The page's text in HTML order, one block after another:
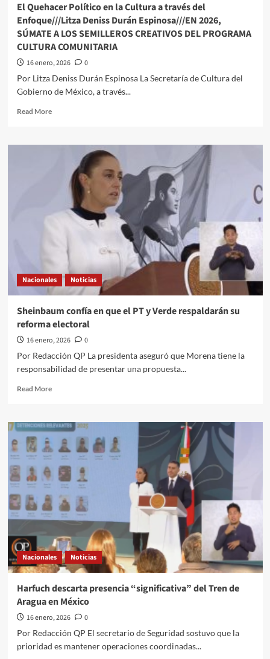
Bienestar
El Quehacer Político en la Cultura a través del
Enfoque///Litza Deniss Durán Espinosa///EN 2026,
SÚMATE A LOS SEMILLEROS CREATIVOS DEL PROGRAMA
CULTURA COMUNITARIA
16 enero, 2026
0
Por Litza Deniss Durán Espinosa La Secretaría de Cultura del
Gobierno de México, a través...
Read MoreRead
El
Quehacer
Político
Cultura
a
Enfoque///Litza
Deniss
Durán
Espinosa///EN
A
LOS
SEMILLEROS
DEL
PROGRAMA
Nacionales Noticias
Sheinbaum confía en que el PT y Verde respaldarán su
reforma electoral
16 enero, 2026
0
Por Redacción QP La presidenta aseguró que Morena tiene la
responsabilidad de presentar una propuesta...
Read MoreRead
Sheinbaum
confía
que
PT
Verde
respaldarán
reforma
electoral
Nacionales Noticias
Harfuch descarta presencia “significativa” del Tren de
Aragua en México
16 enero, 2026
0
Por Redacción QP El secretario de Seguridad sostuvo que la
prioridad es mantener operaciones coordinadas...